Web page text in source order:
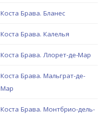
Коста Брава. Бланес
Коста Брава. Калелья
Коста Брава. Ллорет-де-Мар
Коста Брава. Мальграт-де-
Мар
Коста Брава. Монтбрио-дель-